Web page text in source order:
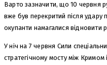
Варто зазначити, що 10 червня
вже був перекритий після удару
окупанти намагалися відновити
У ніч на 7 червня Сили
стратегічному мосту між